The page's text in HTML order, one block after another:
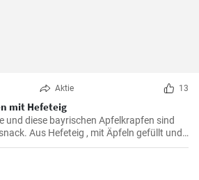
Aktie 13
mit Hefeteig
und diese bayrischen Apfelkrapfen sind
Aus Hefeteig , mit Äpfeln gefüllt und
in Zimtzucker gewälzt und frisch